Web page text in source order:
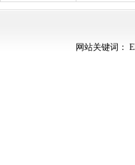
网站关键词：